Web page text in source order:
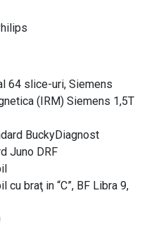
64 slice-uri, Siemens
(IRM) Siemens 1,5T
BuckyDiagnost
Juno DRF
braţ in “C”, BF Libra 9,